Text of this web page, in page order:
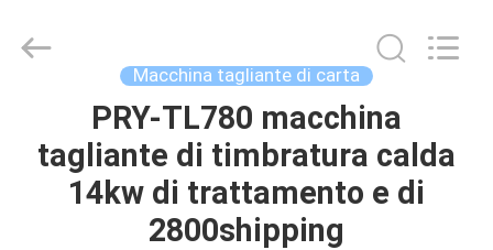
PRODOTTI
Printyoung
International
Macchina tagliante di carta
PRY-TL780 macchina
tagliante di timbratura calda
14kw di trattamento e di
2800shipping